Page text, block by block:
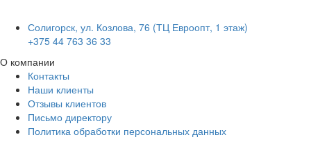
Солигорск, ул. Козлова, 76 (ТЦ Евроопт, 1 этаж)
+375 44 763 36 33
О компании
Контакты
Наши клиенты
Отзывы клиентов
Письмо директору
Политика обработки персональных данных